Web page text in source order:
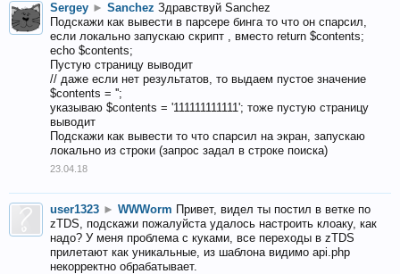
Sergey ► Sanchez Здравствуй Sanchez
Подскажи как вывести в парсере бинга то что он спарсил,
если локально запускаю скрипт , вместо return $contents;
echo $contents;
Пустую страницу выводит
// даже если нет результатов, то выдаем пустое значение
$contents = '';
указываю $contents = '111111111111'; тоже пустую страницу
выводит
Подскажи как вывести то что спарсил на экран, запускаю
локально из строки (запрос задал в строке поиска)
23.04.18
user1323 ► WWWorm Привет, видел ты постил в ветке по
zTDS, подскажи пожалуйста удалось настроить клоаку, как
надо? У меня проблема с куками, все переходы в zTDS
прилетают как уникальные, из шаблона видимо api.php
некорректно обрабатывает.